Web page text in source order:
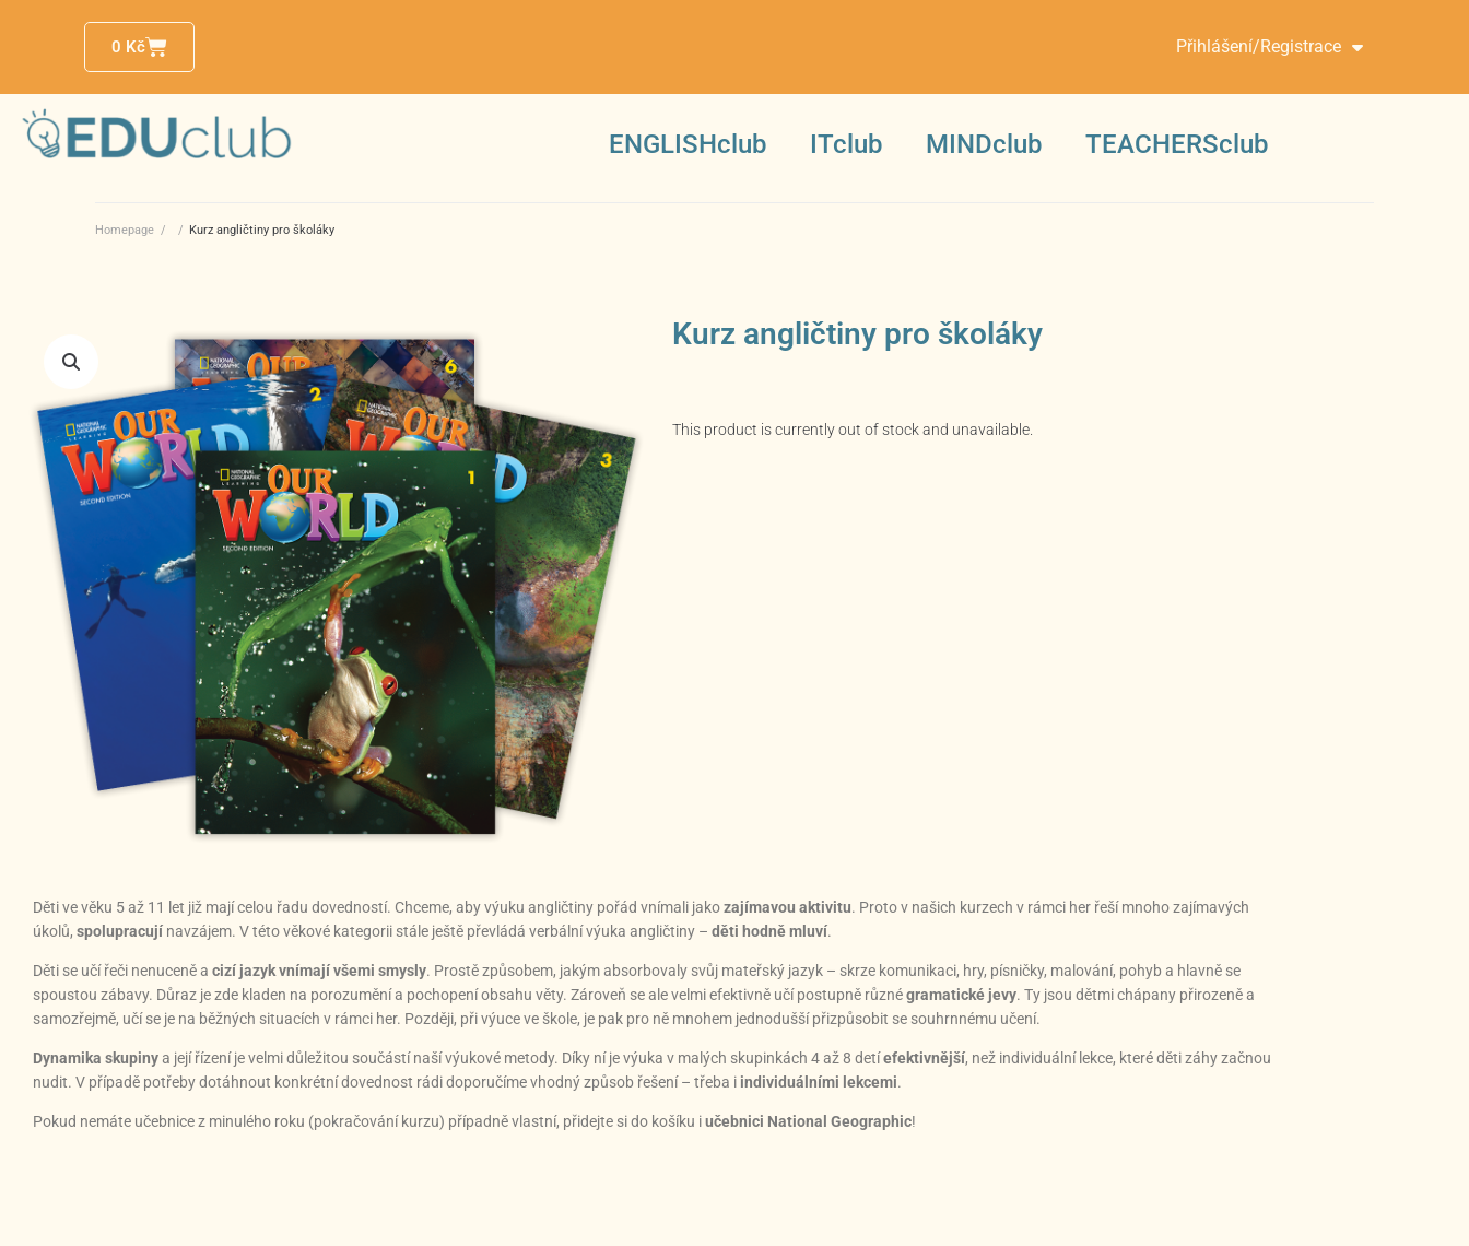
0 Kč Přihlášení/Registrace
ENGLISHclub ITclub MINDclub TEACHERSclub
Homepage / / Kurz angličtiny pro školáky
Kurz angličtiny pro školáky
This product is currently out of stock and unavailable.
Děti ve věku 5 až 11 let již mají celou řadu dovedností. Chceme, aby výuku angličtiny pořád vnímali jakozajímavou aktivitu. Proto v našich kurzech v rámci her řeší mnoho zajímavých
úkolů, spolupracují navzájem. V této věkové kategorii stále ještě převládá verbální výuka angličtiny – děti hodně mluví.
Děti se učí řeči nenuceně a cizí jazyk vnímají všemi smysly. Prostě způsobem, jakým absorbovaly svůj mateřský jazyk – skrze komunikaci, hry, písničky, malování, pohyb a hlavně se
spoustou zábavy. Důraz je zde kladen na porozumění a pochopení obsahu věty. Zároveň se ale velmi efektivně učí postupně různégramatické jevy. Ty jsou dětmi chápany přirozeně a
samozřejmě, učí se je na běžných situacích v rámci her. Později, při výuce ve škole, je pak pro ně mnohem jednodušší přizpůsobit se souhrnnému učení.
Dynamika skupinya její řízení je velmi důležitou součástí naší výukové metody. Díky ní je výuka v malých skupinkách 4 až 8 detíefektivnější, než individuální lekce, které děti záhy začnou
nudit. V případě potřeby dotáhnout konkrétní dovednost rádi doporučíme vhodný způsob řešení – třeba i individuálními lekcemi.
Pokud nemáte učebnice z minulého roku (pokračování kurzu) případně vlastní, přidejte si do košíku iučebnici National Geographic!